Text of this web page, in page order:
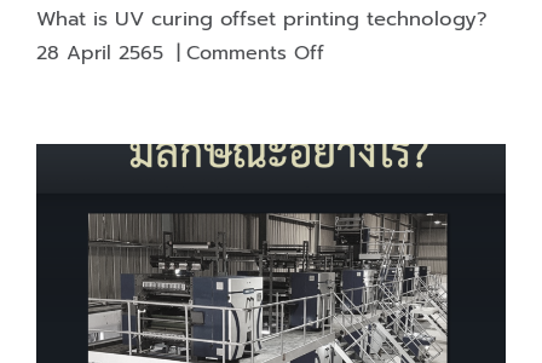
What is UV curing offset printing technology?
28 April 2565 | Comments Offon
UV
curing
printing
technology?